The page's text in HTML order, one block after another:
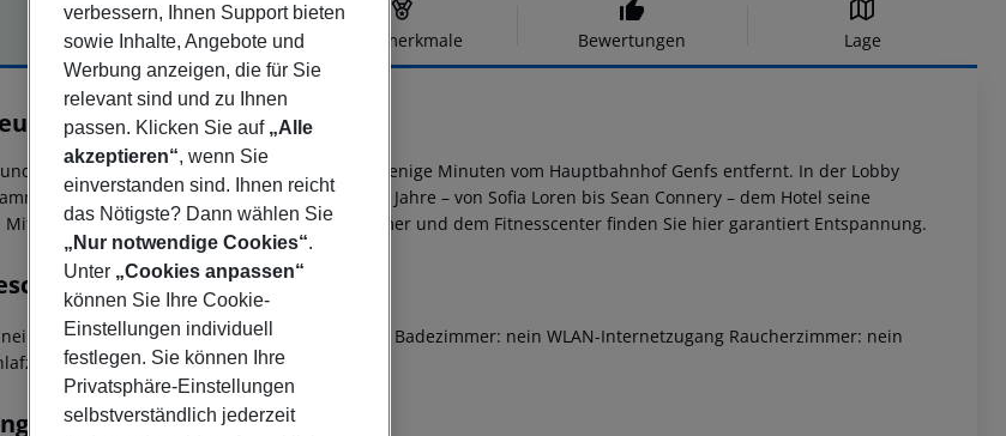
Hotelbeschreibung Hotelmerkmale Bewertungen Lage
ruhig, das Auteuil Hotel befindet sich nur wenige Minuten vom Hauptbahnhof Genfs entfernt. In der Lobby
von Originalfotos von Stars der 1960er Jahre – von Sofia Loren bis Sean Connery – dem Hotel seine
Mit dem eleganten, modernen Design der Zimmer und dem Fitnesscenter finden Sie hier garantiert Entspannung.
Für Rollstühle geeignet: nein Barrierefreies Badezimmer: nein WLAN-Internetzugang Raucherzimmer: nein
1
verbessern, Ihnen Support bieten
sowie Inhalte, Angebote und
Werbung anzeigen, die für Sie
relevant sind und zu Ihnen
passen. Klicken Sie auf „Alle
akzeptieren“, wenn Sie
einverstanden sind. Ihnen reicht
das Nötigste? Dann wählen Sie
„Nur notwendige Cookies“.
Unter „Cookies anpassen“
können Sie Ihre Cookie-
Einstellungen individuell
festlegen. Sie können Ihre
Privatsphäre-Einstellungen
selbstverständlich jederzeit